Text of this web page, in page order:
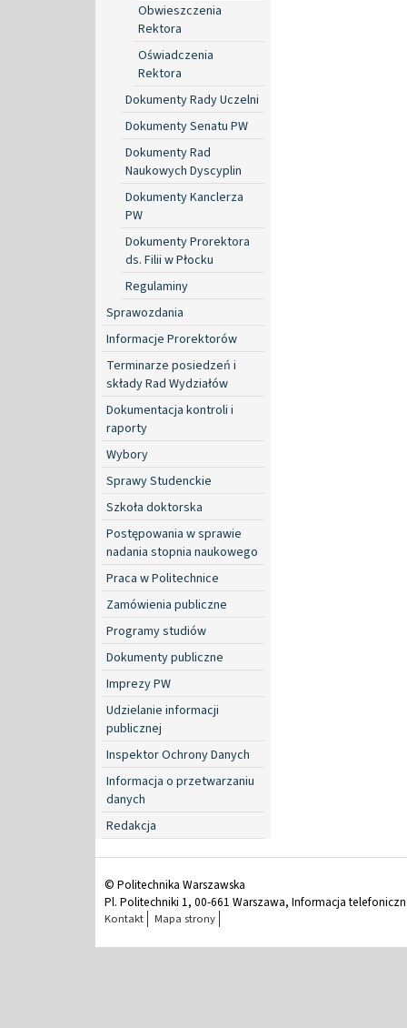
Obwieszczenia
Rektora
Oświadczenia
Rektora
Dokumenty Rady Uczelni
Dokumenty Senatu PW
Dokumenty Rad
Naukowych Dyscyplin
Dokumenty Kanclerza
PW
Dokumenty Prorektora
ds. Filii w Płocku
Regulaminy
Sprawozdania
Informacje Prorektorów
Terminarze posiedzeń i
składy Rad Wydziałów
Dokumentacja kontroli i
raporty
Wybory
Sprawy Studenckie
Szkoła doktorska
Postępowania w sprawie
nadania stopnia naukowego
Praca w Politechnice
Zamówienia publiczne
Programy studiów
Dokumenty publiczne
Imprezy PW
Udzielanie informacji
publicznej
Inspektor Ochrony Danych
Informacja o przetwarzaniu
danych
Redakcja
© Politechnika Warszawska
Pl. Politechniki 1, 00-661 Warszawa, Informacja
Kontakt Mapa strony